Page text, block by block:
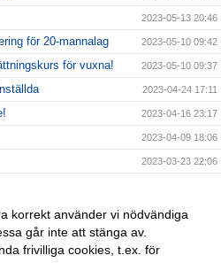
2023-05-13 20:46
för 20-mannalag 2023-05-10 09:42
för vuxna! 2023-05-10 09:37
2023-04-24 17:11
2023-04-16 23:17
2023-04-09 18:06
2023-03-23 22:06
2023-03-10 20:16
igång! 2023-03-02 23:55
2023-01-19 22:32
korrekt använder vi nödvändiga
går inte att stänga av.
frivilliga cookies, t.ex. för